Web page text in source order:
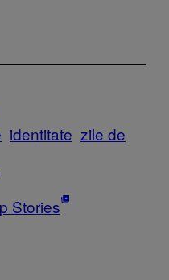
identitate zile de
Stories